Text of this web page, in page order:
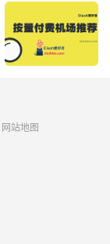
网站地图